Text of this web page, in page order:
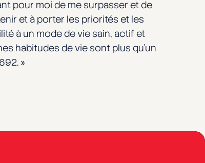
pour moi de me surpasser et de
et à porter les priorités et les
à un mode de vie sain, actif et
habitudes de vie sont plus qu’un
»